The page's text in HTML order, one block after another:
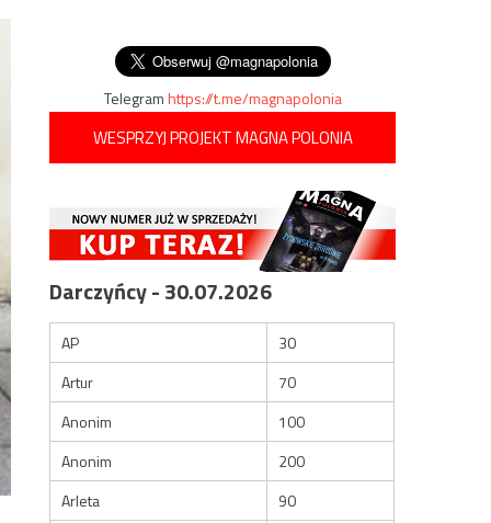
Telegramhttps://t.me/magnapolonia
WESPRZYJ PROJEKT MAGNA POLONIA
Darczyńcy - 30.07.2026
AP
30
Artur
70
Anonim
100
Anonim
200
Arleta
90